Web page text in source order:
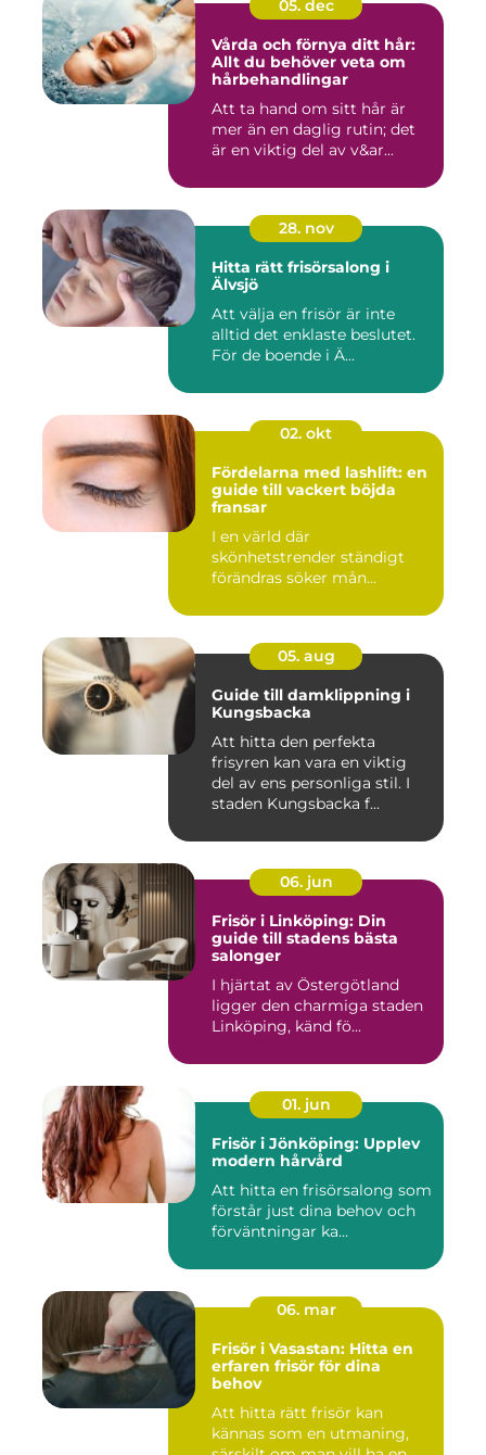
05. dec
Vårda och förnya ditt hår:
Allt du behöver veta om
hårbehandlingar
Att ta hand om sitt hår är
mer än en daglig rutin; det
är en viktig del av v&ar...
28. nov
Hitta rätt frisörsalong i
Älvsjö
Att välja en frisör är inte
alltid det enklaste beslutet.
För de boende i Ä...
02. okt
Fördelarna med lashlift: en
guide till vackert böjda
fransar
I en värld där
skönhetstrender ständigt
förändras söker mån...
05. aug
Guide till damklippning i
Kungsbacka
Att hitta den perfekta
frisyren kan vara en viktig
del av ens personliga stil. I
staden Kungsbacka f...
06. jun
Frisör i Linköping: Din
guide till stadens bästa
salonger
I hjärtat av Östergötland
ligger den charmiga staden
Linköping, känd fö...
01. jun
Frisör i Jönköping: Upplev
modern hårvård
Att hitta en frisörsalong som
förstår just dina behov och
förväntningar ka...
06. mar
Frisör i Vasastan: Hitta en
erfaren frisör för dina
behov
Att hitta rätt frisör kan
kännas som en utmaning,